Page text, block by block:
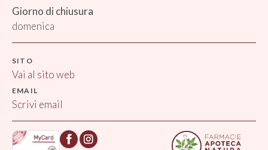
Giorno di chiusura
domenica
SITO
Vai al sito web
EMAIL
Scrivi email